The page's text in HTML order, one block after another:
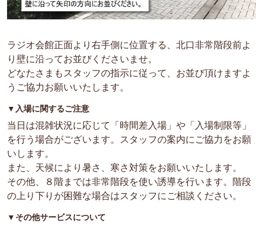
ラジオ会館正面より右手側に位置する、北口非常階段前よ
り壁に沿ってお並びくださいませ。
どなたさまもスタッフの指示に従って、お並び頂けますよ
うご協力お願いいたします。
▼入場に関するご注意
当日は混雑状況に応じて「時間差入場」や「入場制限等」
を行う場合がございます。スタッフの案内にご協力をお願
いします。
また、 天候により暑さ、寒さ対策をお願いいたします。
その他、８階までは非常階段を使い誘導を行います。階段
の上り下りが困難な場合はスタッフにご相談ください。
▼ その他サービスについて